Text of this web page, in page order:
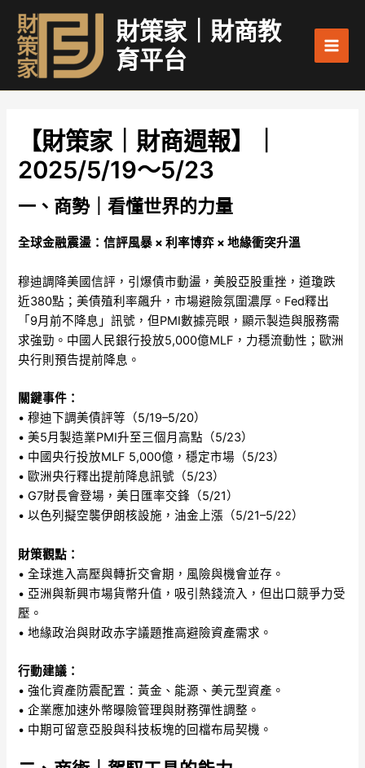
內
財策家｜財商教
育平台
【財策家｜財商週報】｜
2025/5/19～5/23
一、商勢｜看懂世界的力量
全球金融震盪：信評風暴 × 利率博弈 × 地緣衝突升溫
穆迪調降美國信評，引爆債市動盪，美股亞股重挫，道瓊跌
近380點；美債殖利率飆升，市場避險氛圍濃厚。Fed釋出
「9月前不降息」訊號，但PMI數據亮眼，顯示製造與服務需
求強勁。中國人民銀行投放5,000億MLF，力穩流動性；歐洲
央行則預告提前降息。
關鍵事件：
• 穆迪下調美債評等（5/19–5/20）
• 美5月製造業PMI升至三個月高點（5/23）
• 中國央行投放MLF 5,000億，穩定市場（5/23）
• 歐洲央行釋出提前降息訊號（5/23）
• G7財長會登場，美日匯率交鋒（5/21）
• 以色列擬空襲伊朗核設施，油金上漲（5/21–5/22）
財策觀點：
• 全球進入高壓與轉折交會期，風險與機會並存。
• 亞洲與新興市場貨幣升值，吸引熱錢流入，但出口競爭力受
壓。
• 地緣政治與財政赤字議題推高避險資產需求。
行動建議：
• 強化資產防震配置：黃金、能源、美元型資產。
• 企業應加速外幣曝險管理與財務彈性調整。
• 中期可留意亞股與科技板塊的回檔布局契機。